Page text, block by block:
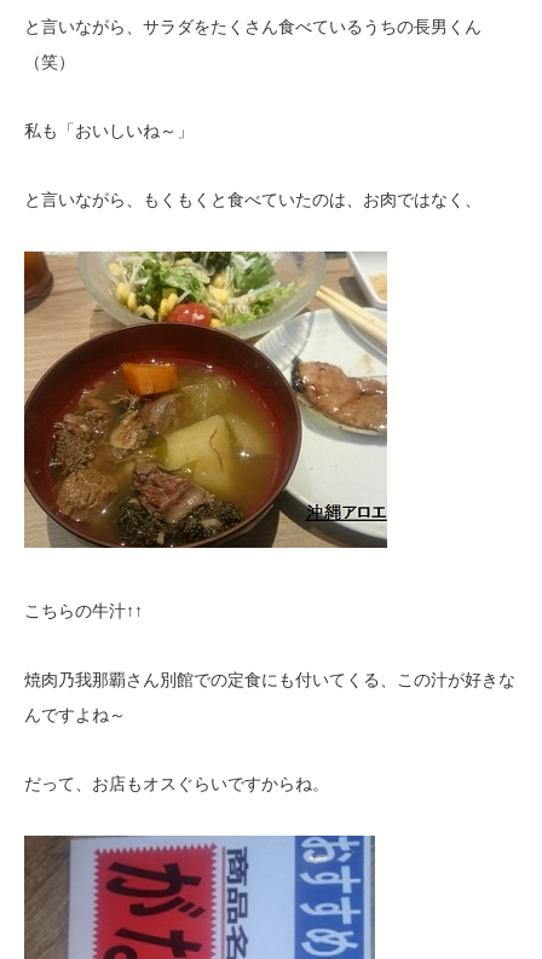
と言いながら、サラダをたくさん食べているうちの長男くん
（笑）
私も「おいしいね～」
と言いながら、もくもくと食べていたのは、お肉ではなく、
こちらの牛汁↑↑
焼肉乃我那覇さん別館での定食にも付いてくる、この汁が好きな
んですよね～
だって、お店もオスぐらいですからね。